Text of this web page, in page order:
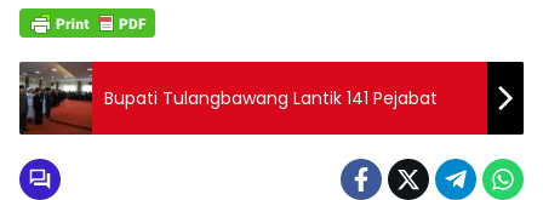
Bupati Tulangbawang Lantik 141 Pejabat